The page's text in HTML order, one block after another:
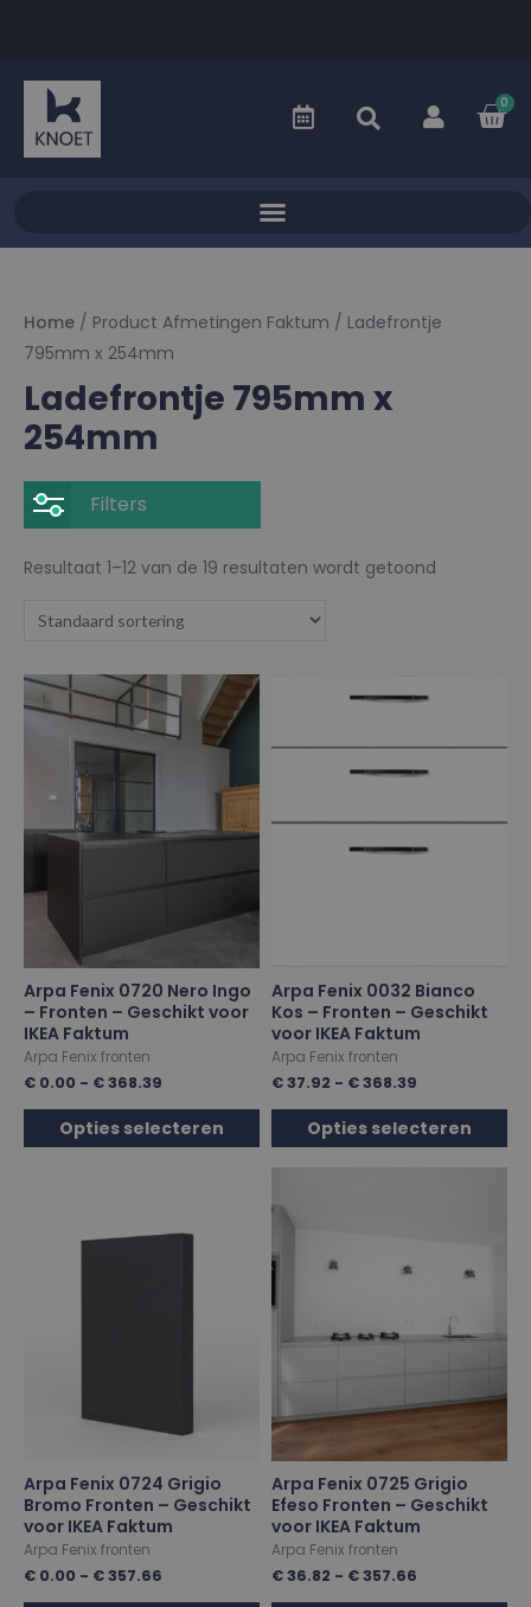
0
Home / Product Afmetingen Faktum / Ladefrontje
795mm x 254mm
Ladefrontje 795mm x
254mm
Filters
Resultaat 1–12 van de 19 resultaten wordt getoond
Arpa Fenix 0720 Nero Ingo
– Fronten – Geschikt voor
IKEA Faktum
Arpa Fenix fronten
€ 0.00 - €368.39
Opties selecteren
Arpa Fenix 0032 Bianco
Kos – Fronten – Geschikt
voor IKEA Faktum
Arpa Fenix fronten
€37.92 - €368.39
Opties selecteren
Arpa Fenix 0724 Grigio
Bromo Fronten – Geschikt
voor IKEA Faktum
Arpa Fenix fronten
€ 0.00 - €357.66
Arpa Fenix 0725 Grigio
Efeso Fronten – Geschikt
voor IKEA Faktum
Arpa Fenix fronten
€36.82 - €357.66